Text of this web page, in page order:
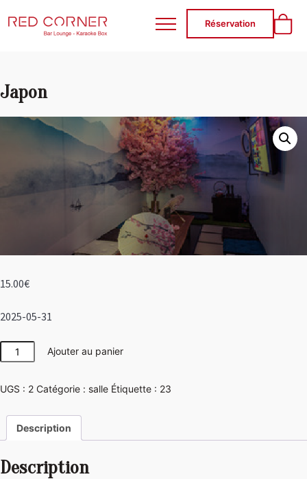
RED CORNER
Réservation
Japon
15.00€
2025-05-31
quantité
de
Ajouter au panier
UGS : 2 Catégorie : salle Étiquette : 23
Description
Description